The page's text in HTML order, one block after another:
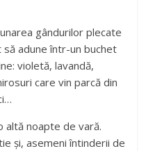
gândurilor plecate
adune într-un buchet
violetă, lavandă,
care vin parcă din
altă noapte de vară.
și, asemeni întinderii de